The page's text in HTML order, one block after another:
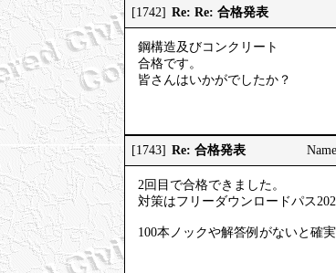
[1742] Re: Re: 合格発表
鋼構造及びコンクリート
合格です。
皆さんはいかがでしたか？
[1743] Re: 合格発表
2回目で合格できました。
対策はフリーダウンロードパス
100本ノックや解答例がないと確